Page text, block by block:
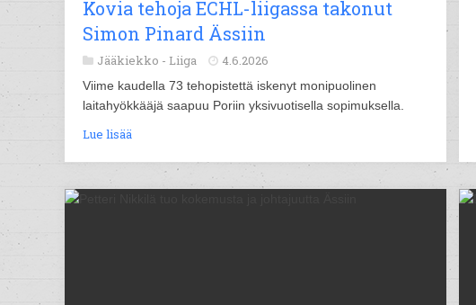
Kovia tehoja ECHL-liigassa takonut
Simon Pinard Ässiin
Jääkiekko - Liiga 4.6.2026
Viime kaudella 73 tehopistettä iskenyt monipuolinen
laitahyökkääjä saapuu Poriin yksivuotisella sopimuksella.
Lue lisää